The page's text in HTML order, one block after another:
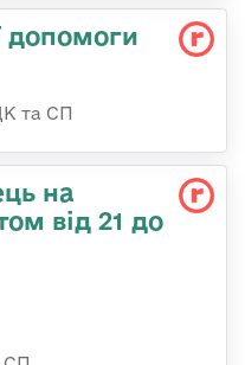
допомоги
та СП
на
від 21 до